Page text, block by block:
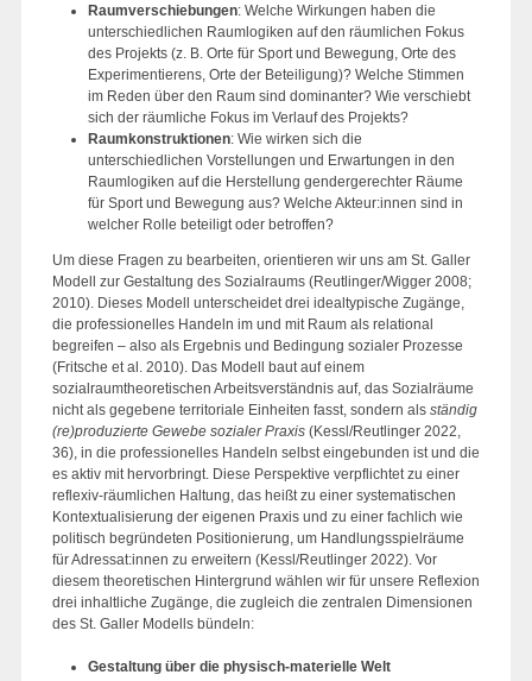
Raumverschiebungen: Welche Wirkungen haben die
unterschiedlichen Raumlogiken auf den räumlichen Fokus
des Projekts (z. B. Orte für Sport und Bewegung, Orte des
Experimentierens, Orte der Beteiligung)? Welche Stimmen
im Reden über den Raum sind dominanter? Wie verschiebt
sich der räumliche Fokus im Verlauf des Projekts?
Raumkonstruktionen: Wie wirken sich die
unterschiedlichen Vorstellungen und Erwartungen in den
Raumlogiken auf die Herstellung gendergerechter Räume
für Sport und Bewegung aus? Welche Akteur:innen sind in
welcher Rolle beteiligt oder betroffen?
Um diese Fragen zu bearbeiten, orientieren wir uns am St. Galler
Modell zur Gestaltung des Sozialraums (Reutlinger/Wigger 2008;
2010). Dieses Modell unterscheidet drei idealtypische Zugänge,
die professionelles Handeln im und mit Raum als relational
begreifen – also als Ergebnis und Bedingung sozialer Prozesse
(Fritsche et al. 2010). Das Modell baut auf einem
sozialraumtheoretischen Arbeitsverständnis auf, das Sozialräume
nicht als gegebene territoriale Einheiten fasst, sondern als ständig
(re)produzierte Gewebe sozialer Praxis (Kessl/Reutlinger 2022,
36), in die professionelles Handeln selbst eingebunden ist und die
es aktiv mit hervorbringt. Diese Perspektive verpflichtet zu einer
reflexiv-räumlichen Haltung, das heißt zu einer systematischen
Kontextualisierung der eigenen Praxis und zu einer fachlich wie
politisch begründeten Positionierung, um Handlungsspielräume
für Adressat:innen zu erweitern (Kessl/Reutlinger 2022). Vor
diesem theoretischen Hintergrund wählen wir für unsere Reflexion
drei inhaltliche Zugänge, die zugleich die zentralen Dimensionen
des St. Galler Modells bündeln:
Gestaltung über die physisch-materielle Welt